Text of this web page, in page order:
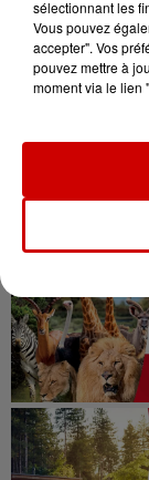
Jeux
sélectionnant les
Vous pouvez
accepter". Vos
pouvez mettre à
moment via le lien